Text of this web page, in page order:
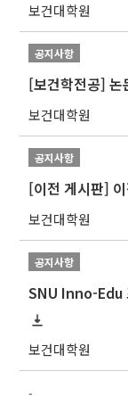
보건대학원
공지사항
[보건학전공] 논
보건대학원
공지사항
[이전 게시판]
보건대학원
공지사항
보건대학원
-